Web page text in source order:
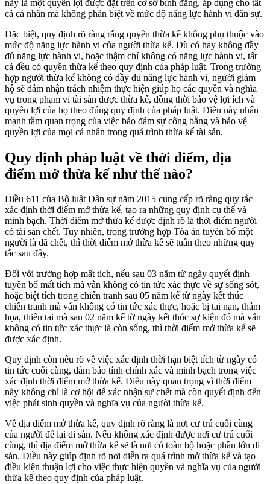
này là một quyền lợi được đặt trên cơ sở bình đẳng, áp dụng cho tất
cả cá nhân mà không phân biệt về mức độ năng lực hành vi dân sự.
Đặc biệt, quy định rõ ràng rằng quyền thừa kế không phụ thuộc vào
mức độ năng lực hành vi của người thừa kế. Dù có hay không đầy
đủ năng lực hành vi, hoặc thậm chí không có năng lực hành vi, tất
cả đều có quyền thừa kế theo quy định của pháp luật. Trong trường
hợp người thừa kế không có đầy đủ năng lực hành vi, người giám
hộ sẽ đảm nhận trách nhiệm thực hiện giúp họ các quyền và nghĩa
vụ trong phạm vi tài sản được thừa kế, đồng thời bảo vệ lợi ích và
quyền lợi của họ theo đúng quy định của pháp luật. Điều này nhấn
mạnh tầm quan trọng của việc bảo đảm sự công bằng và bảo vệ
quyền lợi của mọi cá nhân trong quá trình thừa kế tài sản.
Quy định pháp luật về thời điểm, địa
điểm mở thừa kế như thế nào?
Điều 611 của Bộ luật Dân sự năm 2015 cung cấp rõ ràng quy tắc
xác định thời điểm mở thừa kế, tạo ra những quy định cụ thể và
minh bạch. Thời điểm mở thừa kế được định rõ là thời điểm người
có tài sản chết. Tuy nhiên, trong trường hợp Tòa án tuyên bố một
người là đã chết, thì thời điểm mở thừa kế sẽ tuân theo những quy
tắc sau đây.
Đối với trường hợp mất tích, nếu sau 03 năm từ ngày quyết định
tuyên bố mất tích mà vẫn không có tin tức xác thực về sự sống sót,
hoặc biệt tích trong chiến tranh sau 05 năm kể từ ngày kết thúc
chiến tranh mà vẫn không có tin tức xác thực, hoặc bị tai nạn, thảm
họa, thiên tai mà sau 02 năm kể từ ngày kết thúc sự kiện đó mà vẫn
không có tin tức xác thực là còn sống, thì thời điểm mở thừa kế sẽ
được xác định.
Quy định còn nêu rõ về việc xác định thời hạn biệt tích từ ngày có
tin tức cuối cùng, đảm bảo tính chính xác và minh bạch trong việc
xác định thời điểm mở thừa kế. Điều này quan trọng vì thời điểm
này không chỉ là cơ hội để xác nhận sự chết mà còn quyết định đến
việc phát sinh quyền và nghĩa vụ của người thừa kế.
Về địa điểm mở thừa kế, quy định rõ ràng là nơi cư trú cuối cùng
của người để lại di sản. Nếu không xác định được nơi cư trú cuối
cùng, thì địa điểm mở thừa kế sẽ là nơi có toàn bộ hoặc phần lớn di
sản. Điều này giúp định rõ nơi diễn ra quá trình mở thừa kế và tạo
điều kiện thuận lợi cho việc thực hiện quyền và nghĩa vụ của người
thừa kế theo quy định của pháp luật.